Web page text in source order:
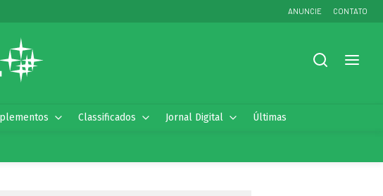
ANUNCIE CONTATO
Classificados Jornal Digital Últimas